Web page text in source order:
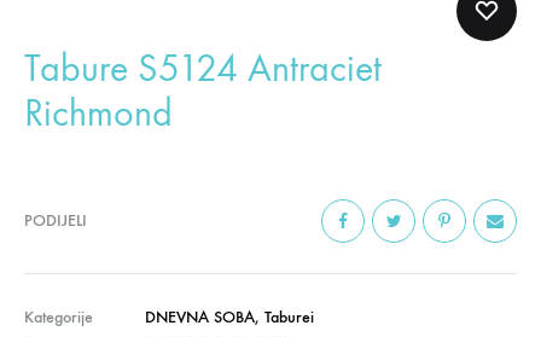
Tabure S5124 Antraciet
Richmond
PODIJELI
Kategorije DNEVNA SOBA, Taburei